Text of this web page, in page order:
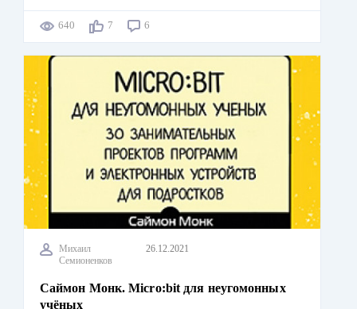
640 7 6
Михаил
Семионенков
26.12.2021
Саймон Монк. Micro:bit для неугомонных
учёных